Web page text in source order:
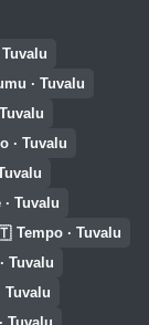
Tuvalu
· Tuvalu
Tuvalu
· Tuvalu
· Tuvalu
Tempo · Tuvalu
Tuvalu
Tuvalu